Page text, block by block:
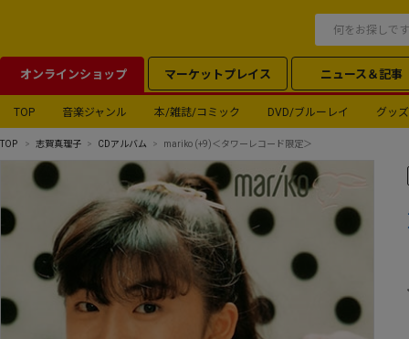
オンラインショップ マーケットプレイス ニュース＆記事
TOP 音楽ジャンル 本/雑誌/コミック DVD/ブルーレイ グッズ
TOP 志賀真理子 CDアルバム mariko (+9)＜タワーレコード限定＞